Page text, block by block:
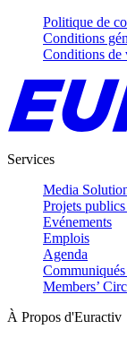
Politique de
Conditions
Conditions de
Services
Media
Projets
Evénements
Emplois
Agenda
Communiqués
Members’
À Propos d'Euractiv